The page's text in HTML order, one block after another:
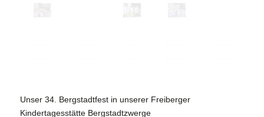
Unser 34. Bergstadtfest in unserer Freiberger
Kindertagesstätte Bergstadtzwerge